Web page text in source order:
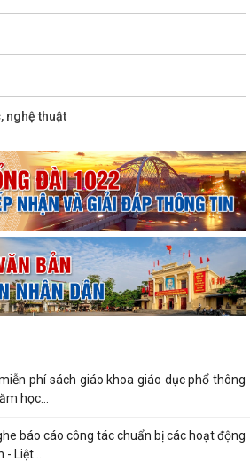
nghệ thuật
phí sách giáo khoa giáo dục phổ thông
học...
báo cáo công tác chuẩn bị các hoạt động
Liệt...